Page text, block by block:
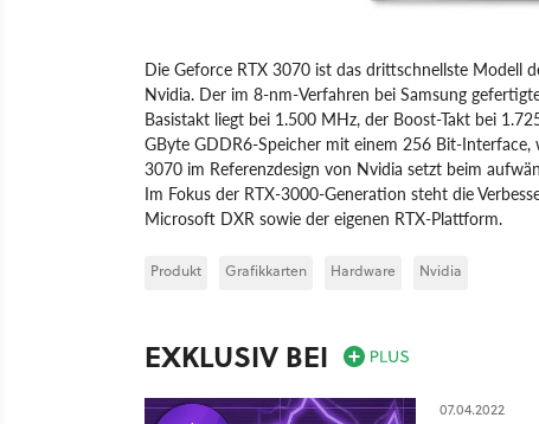
Die Geforce RTX 3070 ist das drittschnellste Modell
Nvidia. Der im 8-nm-Verfahren bei Samsung
Basistakt liegt bei 1.500 MHz, der Boost-Takt bei
GByte GDDR6-Speicher mit einem 256 Bit-
3070 im Referenzdesign von Nvidia setzt beim
Im Fokus der RTX-3000-Generation steht die
Microsoft DXR sowie der eigenen RTX-Plattform.
Produkt Grafikkarten Hardware Nvidia
EXKLUSIV BEI
07.04.2022